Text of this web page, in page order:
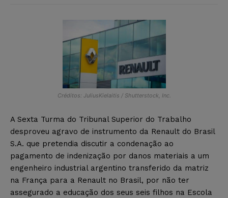
Créditos: JuliusKielaitis / Shutterstock, Inc.
A Sexta Turma do Tribunal Superior do Trabalho
desproveu agravo de instrumento da Renault do Brasil
S.A. que pretendia discutir a condenação ao
pagamento de indenização por danos materiais a um
engenheiro industrial argentino transferido da matriz
na França para a Renault no Brasil, por não ter
assegurado a educação dos seus seis filhos na Escola